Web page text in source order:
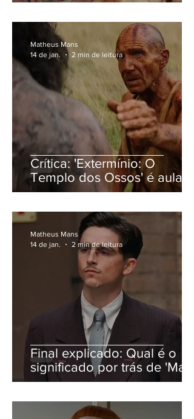
Crítica: 'Extermínio: O
Templo dos Ossos' é aula
de atuação de Ralph
Matheus Mans
14 de jan.
2 min de leitura
Final explicado: Qual é o
significado por trás de 'Marty
Supreme
Matheus Mans
14 de jan.
2 min de leitura